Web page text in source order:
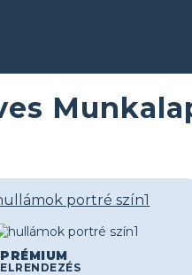
portré szín1
PRÉMIUM
ELRENDEZÉS